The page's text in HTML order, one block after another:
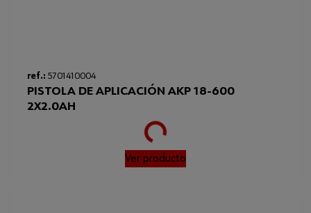
ref.: 5701410004
PISTOLA DE APLICACIÓN AKP 18-600
2X2.0AH
Loading...
Ver producto